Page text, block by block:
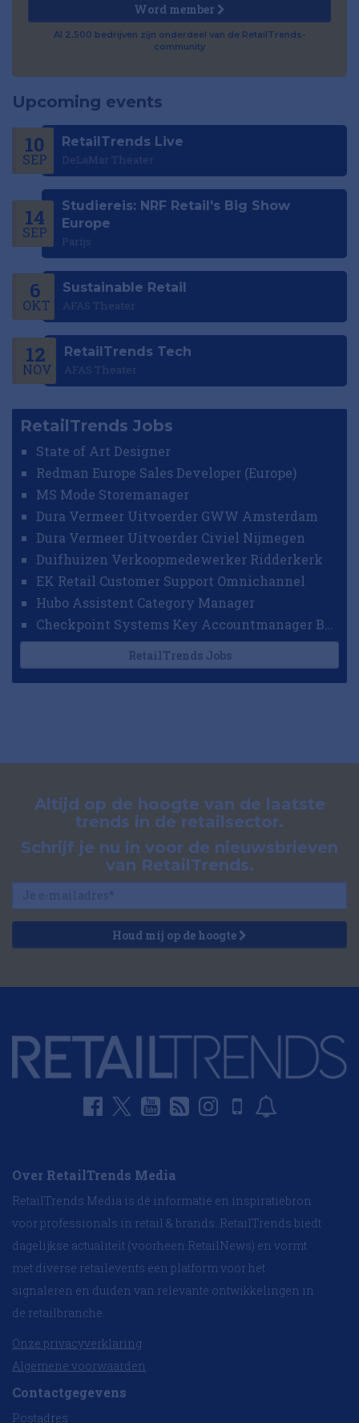
Word member
Al 2.500 bedrijven zijn onderdeel van de RetailTrends-
community
Upcoming events
10
SEP
RetailTrends Live
DeLaMar Theater
14
SEP
Studiereis: NRF Retail's Big Show
Europe
Parijs
6
OKT
Sustainable Retail
AFAS Theater
12
NOV
RetailTrends Tech
AFAS Theater
RetailTrends Jobs
State of Art Designer
Redman Europe Sales Developer (Europe)
MS Mode Storemanager
Dura Vermeer Uitvoerder GWW Amsterdam
Dura Vermeer Uitvoerder Civiel Nijmegen
Duifhuizen Verkoopmedewerker Ridderkerk
EK Retail Customer Support Omnichannel
Hubo Assistent Category Manager
RetailTrends Jobs
Altijd op de hoogte van de laatste
trends in de retailsector.
Schrijf je nu in voor de nieuwsbrieven
van RetailTrends.
Houd mij op de hoogte
Over RetailTrends Media
RetailTrends Media is dé informatie en inspiratiebron
voor professionals in retail & brands. RetailTrends biedt
dagelijkse actualiteit (voorheen RetailNews) en vormt
met diverse retailevents een platform voor het
signaleren en duiden van relevante ontwikkelingen in
de retailbranche.
Onze privacyverklaring
Algemene voorwaarden
Contactgegevens
Postadres